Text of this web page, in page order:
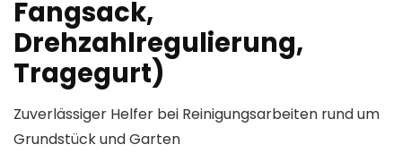
Fangsack,
Drehzahlregulierung,
Tragegurt)
Zuverlässiger Helfer bei Reinigungsarbeiten rund um
Grundstück und Garten